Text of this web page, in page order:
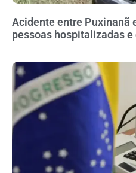
Acidente entre Puxinanã
pessoas hospitalizadas